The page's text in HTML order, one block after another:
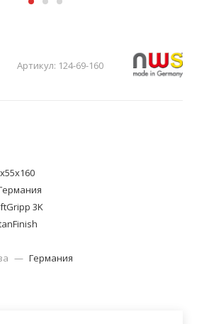
Артикул: 124-69-160
3K
— Германия